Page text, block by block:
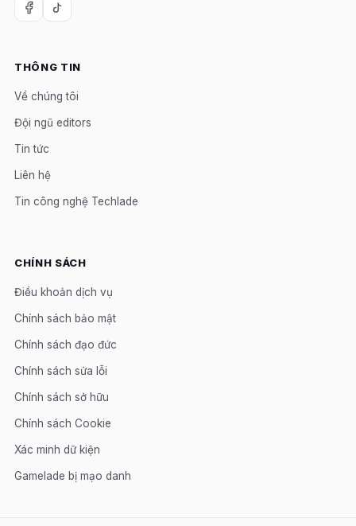
THÔNG TIN
Về chúng tôi
Đội ngũ editors
Tin tức
Liên hệ
Tin công nghệ Techlade
CHÍNH SÁCH
Điều khoản dịch vụ
Chính sách bảo mật
Chính sách đạo đức
Chính sách sửa lỗi
Chính sách sở hữu
Chính sách Cookie
Xác minh dữ kiện
Gamelade bị mạo danh